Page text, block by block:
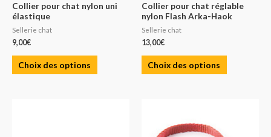
Collier pour chat nylon uni
élastique
Sellerie chat
9,00€
Choix des options
Collier pour chat réglable
nylon Flash Arka-Haok
Sellerie chat
13,00€
Choix des options